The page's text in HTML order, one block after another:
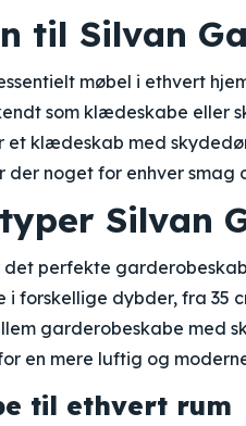
til Silvan
møbel i ethvert
som klædeskabe eller
et klædeskab med
noget for enhver smag
Silvan
perfekte
forskellige dybder, fra 35
garderobeskabe med
en mere luftig og
til ethvert rum